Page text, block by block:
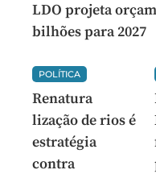
LDO projeta
bilhões para 2027
POLÍTICA
Renatura
lização de rios é
estratégia
contra